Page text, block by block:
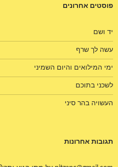
פוסטים אחרונים
יד ושם
עשה לך שרף
ימי המילואים והיום השמיני
לשכני בתוכם
העשויה בהר סיני
תגובות אחרונות